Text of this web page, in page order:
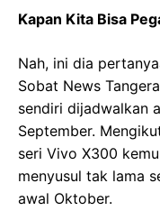
Kapan Kita Bisa
Nah, ini dia
Sobat News
sendiri dijadwalkan
September.
seri Vivo X300
menyusul tak lama
awal Oktober.